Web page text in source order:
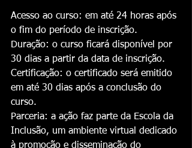
Acesso ao curso: em até 24 horas após
o fim do período de inscrição.
Duração: o curso ficará disponível por
30 dias a partir da data de inscrição.
Certificação: o certificado será emitido
em até 30 dias após a conclusão do
curso.
Parceria: a ação faz parte da Escola da
Inclusão, um ambiente virtual dedicado
à promoção e disseminação do